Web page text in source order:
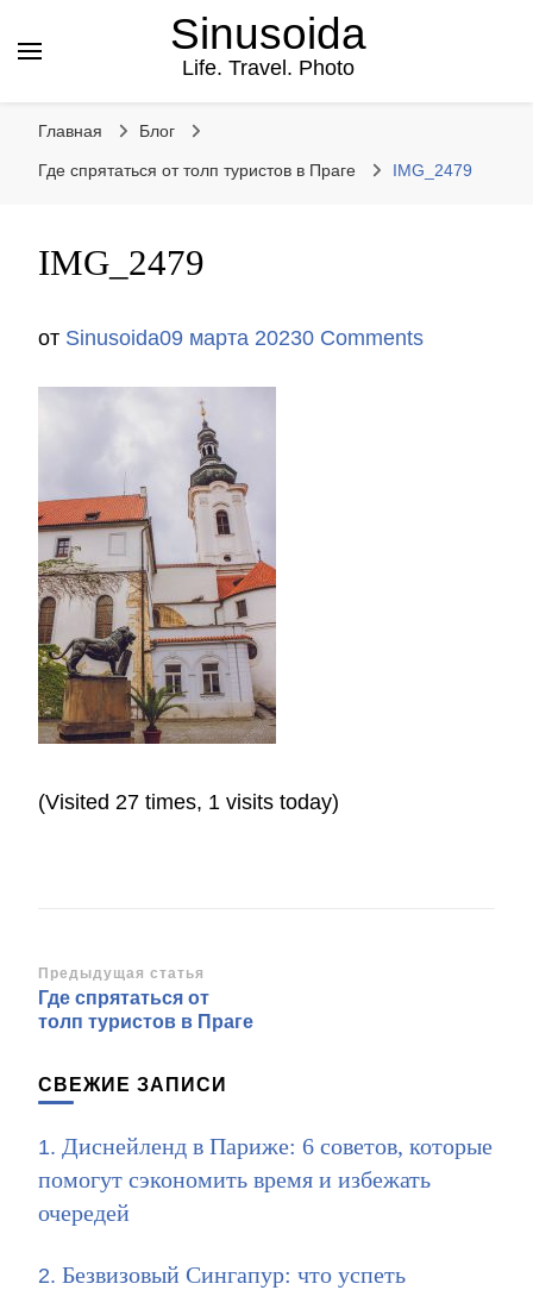
Sinusoida
Life. Travel. Photo
Главная Блог
Где спрятаться от толп туристов в Праге IMG_2479
IMG_2479
от Sinusoida09 марта 20230 Comments
(Visited 27 times, 1 visits today)
Навигация
по
Предыдущая статья
Где спрятаться от
толп туристов в Праге
СВЕЖИЕ ЗАПИСИ
Диснейленд в Париже: 6 советов, которые
помогут сэкономить время и избежать
очередей
Безвизовый Сингапур: что успеть